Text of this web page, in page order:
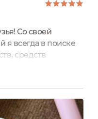
Со своей
я всегда в поиске
средств
кожи.Особенно
направлены
кожа всегда
к постоянному